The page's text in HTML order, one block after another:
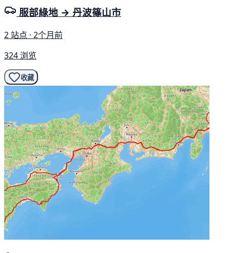
服部綠地 → 丹波篠山市
2 站点 · 2个月前
324 浏览
收藏